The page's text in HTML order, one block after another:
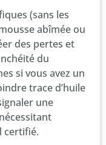
(sans les
abîmée ou
des pertes et
du
si vous avez un
trace d’huile
une
certifié.